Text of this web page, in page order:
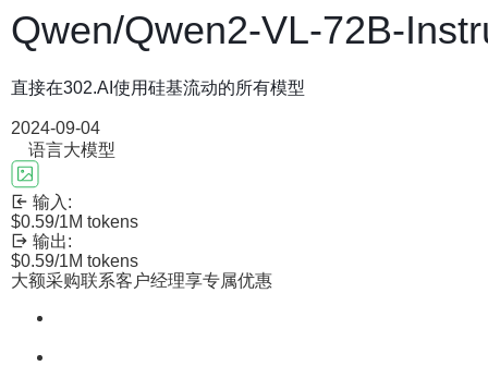
Qwen/Qwen2-VL-72B-
直接在302.AI使用硅基流动的所有模型
2024-09-04
语言大模型
输入:
$0.59/1M tokens
输出:
$0.59/1M tokens
大额采购联系客户经理享专属优惠